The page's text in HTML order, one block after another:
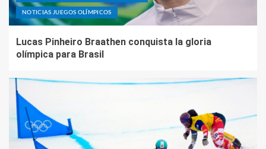
NOTICIAS JUEGOS OLÍMPICOS
Lucas Pinheiro Braathen conquista la gloria
olímpica para Brasil